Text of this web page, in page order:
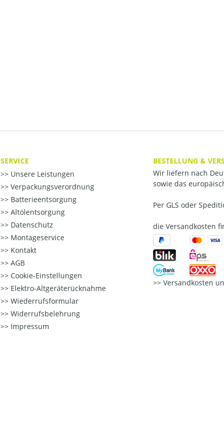
SERVICE
Unsere Leistungen
Verpackungsverordnung
Batterieentsorgung
Altölentsorgung
Datenschutz
Montageservice
Kontakt
AGB
Cookie-Einstellungen
Elektro-Altgeräterücknahme
Wiederrufsformular
Widerrufsbelehrung
Impressum
BESTELLUNG &
Wir liefern nach
sowie das
Per GLS oder
die Versandkosten
Versandkosten